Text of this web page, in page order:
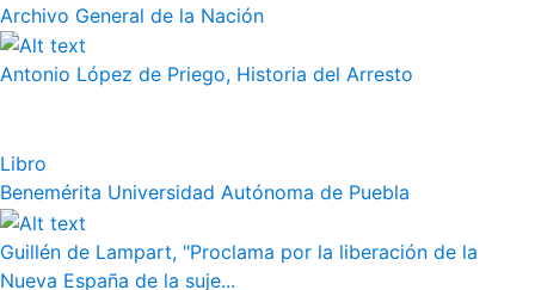
Archivo General de la Nación
Antonio López de Priego, Historia del Arresto
Libro
Benemérita Universidad Autónoma de Puebla
Guillén de Lampart, "Proclama por la liberación de la
Nueva España de la suje...